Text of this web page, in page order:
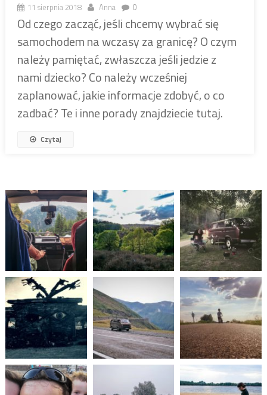
11 sierpnia 2018 Anna 0
Od czego zacząć, jeśli chcemy wybrać się
samochodem na wczasy za granicę? O czym
należy pamiętać, zwłaszcza jeśli jedzie z
nami dziecko? Co należy wcześniej
zaplanować, jakie informacje zdobyć, o co
zadbać? Te i inne porady znajdziecie tutaj.
Czytaj